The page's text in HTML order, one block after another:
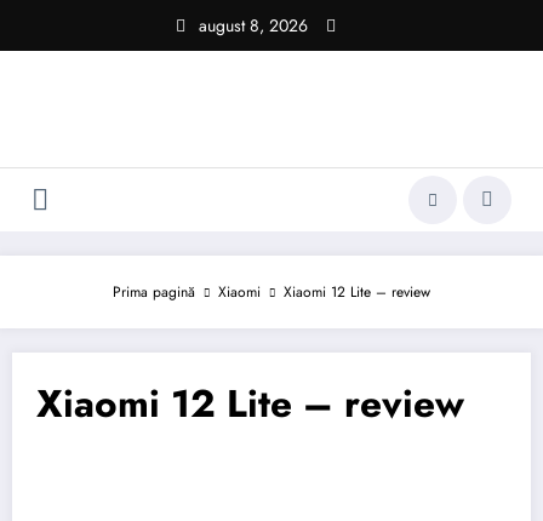
conținut
august 8, 2026
Prima pagină Xiaomi Xiaomi 12 Lite – review
Xiaomi 12 Lite – review